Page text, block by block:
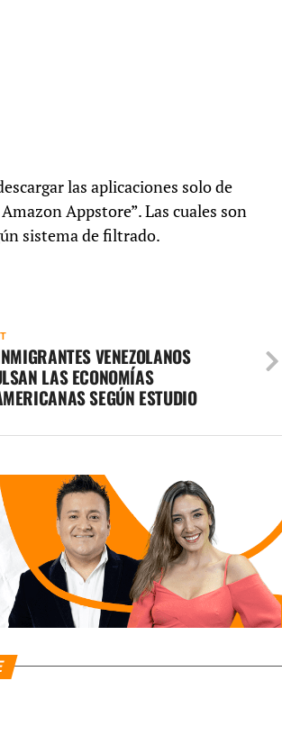
las aplicaciones solo de
Appstore”. Las cuales son
sistema de filtrado.
VENEZOLANOS
LAS ECONOMÍAS
SEGÚN ESTUDIO